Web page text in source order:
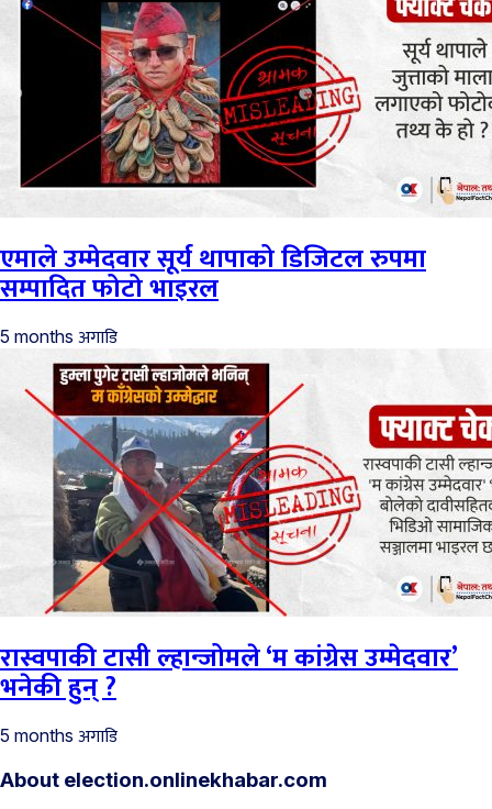
एमाले उम्मेदवार सूर्य थापाको डिजिटल रुपमा
सम्पादित फोटो भाइरल
5 months अगाडि
रास्वपाकी टासी ल्हान्जोमले ‘म कांग्रेस उम्मेदवार’
भनेकी हुन् ?
5 months अगाडि
About election.onlinekhabar.com